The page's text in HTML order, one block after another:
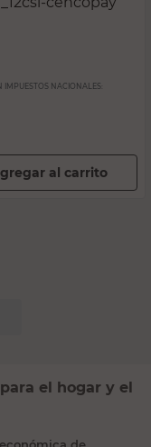
IMPUESTOS NACIONALES:
al carrito
el hogar y el